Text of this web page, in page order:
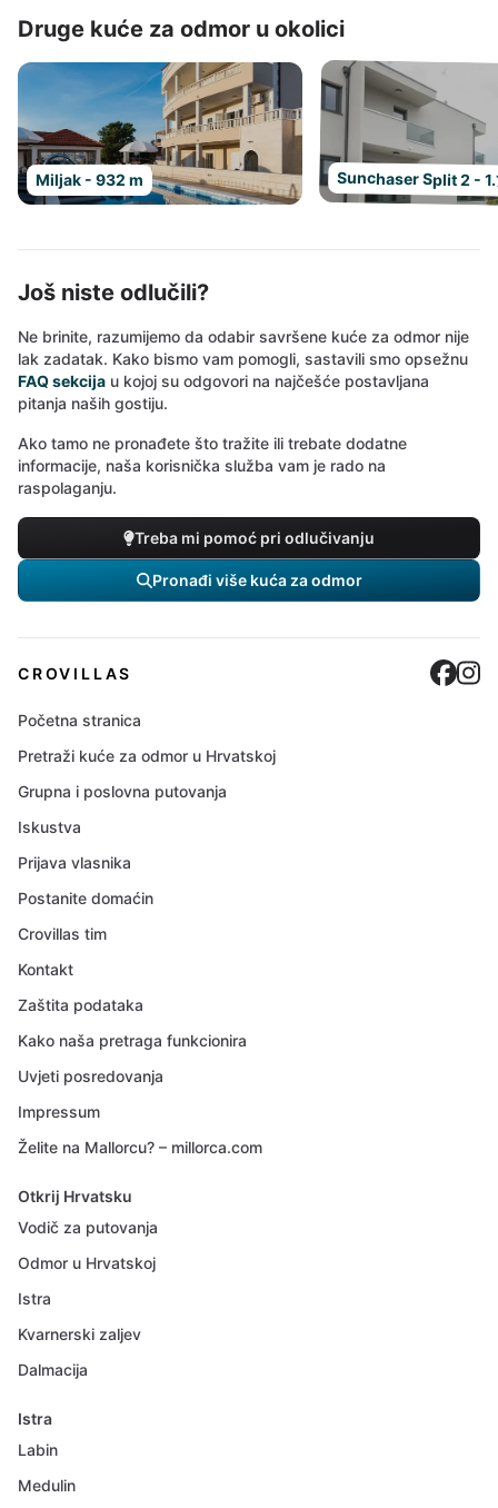
Druge kuće za odmor u okolici
Miljak - 932 m Sunchaser Split 2 -
Još niste odlučili?
Ne brinite, razumijemo da odabir savršene kuće za odmor nije
lak zadatak. Kako bismo vam pomogli, sastavili smo opsežnu
FAQ sekcija u kojoj su odgovori na najčešće postavljana
pitanja naših gostiju.
Ako tamo ne pronađete što tražite ili trebate dodatne
informacije, naša korisnička služba vam je rado na
raspolaganju.
Treba mi pomoć pri odlučivanju
Pronađi više kuća za odmor
CROVILLAS
Početna stranica
Pretraži kuće za odmor u Hrvatskoj
Grupna i poslovna putovanja
Iskustva
Prijava vlasnika
Postanite domaćin
Crovillas tim
Kontakt
Zaštita podataka
Kako naša pretraga funkcionira
Uvjeti posredovanja
Impressum
Želite na Mallorcu? – millorca.com
Otkrij Hrvatsku
Vodič za putovanja
Odmor u Hrvatskoj
Istra
Kvarnerski zaljev
Dalmacija
Istra
Labin
Medulin